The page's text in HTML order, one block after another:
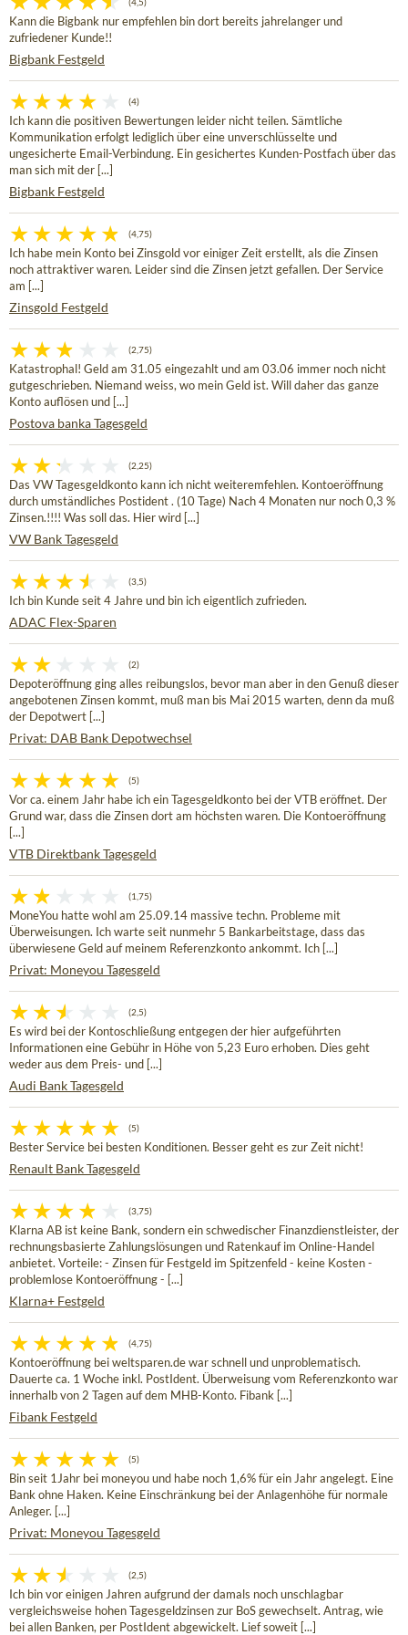
(4,5)
Kann die Bigbank nur empfehlen bin dort bereits jahrelanger und
zufriedener Kunde!!
Bigbank Festgeld
(4)
Ich kann die positiven Bewertungen leider nicht teilen. Sämtliche
Kommunikation erfolgt lediglich über eine unverschlüsselte und
ungesicherte Email-Verbindung. Ein gesichertes Kunden-Postfach über das
man sich mit der [...]
Bigbank Festgeld
(4,75)
Ich habe mein Konto bei Zinsgold vor einiger Zeit erstellt, als die Zinsen
noch attraktiver waren. Leider sind die Zinsen jetzt gefallen. Der Service
am [...]
Zinsgold Festgeld
(2,75)
Katastrophal! Geld am 31.05 eingezahlt und am 03.06 immer noch nicht
gutgeschrieben. Niemand weiss, wo mein Geld ist. Will daher das ganze
Konto auflösen und [...]
Postova banka Tagesgeld
(2,25)
Das VW Tagesgeldkonto kann ich nicht weiteremfehlen. Kontoeröffnung
durch umständliches Postident . (10 Tage) Nach 4 Monaten nur noch 0,3 %
Zinsen.!!!! Was soll das. Hier wird [...]
VW Bank Tagesgeld
(3,5)
Ich bin Kunde seit 4 Jahre und bin ich eigentlich zufrieden.
ADAC Flex-Sparen
(2)
Depoteröffnung ging alles reibungslos, bevor man aber in den Genuß dieser
angebotenen Zinsen kommt, muß man bis Mai 2015 warten, denn da muß
der Depotwert [...]
Privat: DAB Bank Depotwechsel
(5)
Vor ca. einem Jahr habe ich ein Tagesgeldkonto bei der VTB eröffnet. Der
Grund war, dass die Zinsen dort am höchsten waren. Die Kontoeröffnung
[...]
VTB Direktbank Tagesgeld
(1,75)
MoneYou hatte wohl am 25.09.14 massive techn. Probleme mit
Überweisungen. Ich warte seit nunmehr 5 Bankarbeitstage, dass das
überwiesene Geld auf meinem Referenzkonto ankommt. Ich [...]
Privat: Moneyou Tagesgeld
(2,5)
Es wird bei der Kontoschließung entgegen der hier aufgeführten
Informationen eine Gebühr in Höhe von 5,23 Euro erhoben. Dies geht
weder aus dem Preis- und [...]
Audi Bank Tagesgeld
(5)
Bester Service bei besten Konditionen. Besser geht es zur Zeit nicht!
Renault Bank Tagesgeld
(3,75)
Klarna AB ist keine Bank, sondern ein schwedischer Finanzdienstleister, der
rechnungsbasierte Zahlungslösungen und Ratenkauf im Online-Handel
anbietet. Vorteile: - Zinsen für Festgeld im Spitzenfeld - keine Kosten -
problemlose Kontoeröffnung - [...]
Klarna+ Festgeld
(4,75)
Kontoeröffnung bei weltsparen.de war schnell und unproblematisch.
Dauerte ca. 1 Woche inkl. PostIdent. Überweisung vom Referenzkonto war
innerhalb von 2 Tagen auf dem MHB-Konto. Fibank [...]
Fibank Festgeld
(5)
Bin seit 1Jahr bei moneyou und habe noch 1,6% für ein Jahr angelegt. Eine
Bank ohne Haken. Keine Einschränkung bei der Anlagenhöhe für normale
Anleger. [...]
Privat: Moneyou Tagesgeld
(2,5)
Ich bin vor einigen Jahren aufgrund der damals noch unschlagbar
vergleichsweise hohen Tagesgeldzinsen zur BoS gewechselt. Antrag, wie
bei allen Banken, per PostIdent abgewickelt. Lief soweit [...]